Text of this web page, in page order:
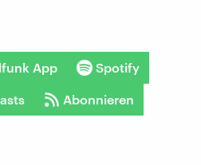
App Spotify
Abonnieren